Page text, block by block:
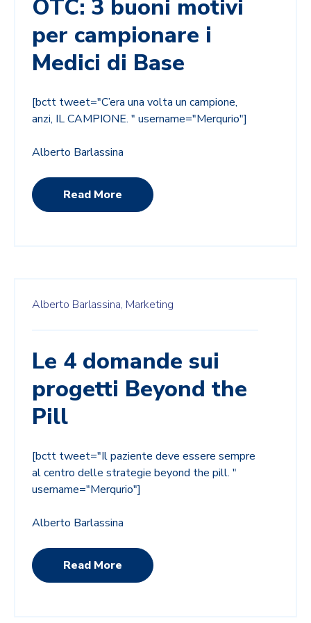
OTC: 3 buoni motivi
per campionare i
Medici di Base
[bctt tweet="C’era una volta un campione,
anzi, IL CAMPIONE. " username="Merqurio"]
Alberto Barlassina
Read More
Alberto Barlassina, Marketing
Le 4 domande sui
progetti Beyond the
Pill
[bctt tweet="Il paziente deve essere sempre
al centro delle strategie beyond the pill. "
username="Merqurio"]
Alberto Barlassina
Read More